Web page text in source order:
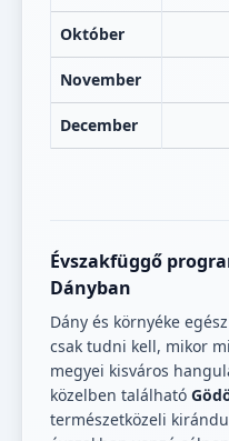
Október
November
December
Évszakfüggő
Dányban
Dány és környéke
csak tudni kell, mikor
megyei kisváros
közelben található
természetközeli